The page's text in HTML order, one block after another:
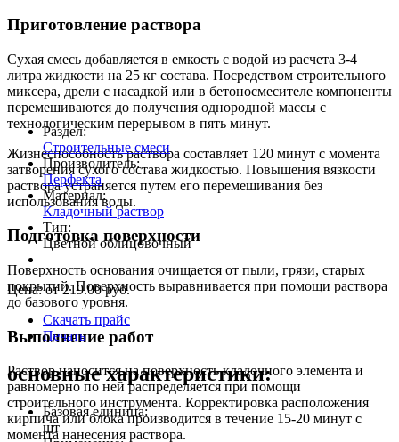
Приготовление раствора
Сухая смесь добавляется в емкость с водой из расчета 3-4
литра жидкости на 25 кг состава. Посредством строительного
миксера, дрели с насадкой или в бетоносмесителе компоненты
перемешиваются до получения однородной массы с
технологическим перерывом в пять минут.
Жизнеспособность раствора составляет 120 минут с момента
затворения сухого состава жидкостью. Повышения вязкости
раствора устраняется путем его перемешивания без
использования воды.
Подготовка поверхности
Поверхность основания очищается от пыли, грязи, старых
покрытий. Поверхность выравнивается при помощи раствора
до базового уровня.
Выполнение работ
Раствор наносится на поверхность кладочного элемента и
равномерно по ней распределяется при помощи
строительного инструмента. Корректировка расположения
кирпича или блока производится в течение 15-20 минут с
момента нанесения раствора.
Раздел:
Строительные смеси
Производитель:
Перфекта
Материал:
Кладочный раствор
Тип:
Цветной облицовочный
Цена: от 219.00 руб.
Скачать прайс
Печать
основные характеристики:
Базовая единица:
шт